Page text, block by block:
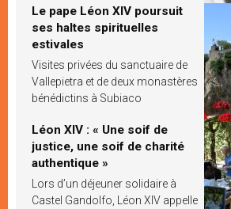
Le pape Léon XIV poursuit
ses haltes spirituelles
estivales
Visites privées du sanctuaire de
Vallepietra et de deux monastères
bénédictins à Subiaco
Léon XIV : « Une soif de
justice, une soif de charité
authentique »
Lors d’un déjeuner solidaire à
Castel Gandolfo, Léon XIV appelle